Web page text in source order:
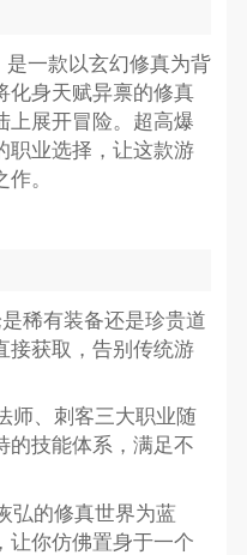
是一款以玄幻修真为背
化身天赋异禀的修真
上展开冒险。超高爆
职业选择，让这款游
。
是稀有装备还是珍贵道
接获取，告别传统游
师、刺客三大职业随
的技能体系，满足不
弘的修真世界为蓝
让你仿佛置身于一个